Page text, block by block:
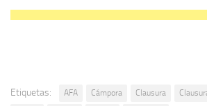
Etiquetas: AFA Cámpora Clausura